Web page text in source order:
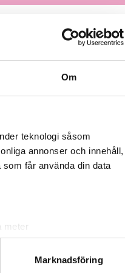
Om
teknologi såsom
annonser och innehåll,
får använda din data
meter
. Du kan ändra
Marknadsföring
Täydellinen niille,
edullisempi valinta.
neljä pakkausta